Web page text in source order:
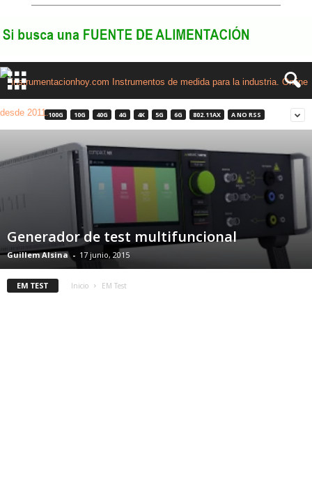
100G 10G 40G 4G 4K 5G 6G 802.11AX A NO RSS
Generador de test multifuncional
Guillem Alsina - 17 junio, 2015
EM TEST Inicio EM Test